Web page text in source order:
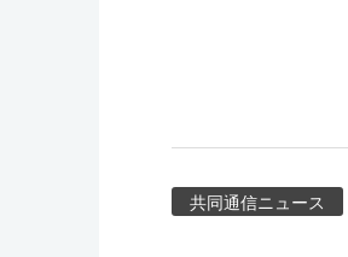
共同通信ニュース